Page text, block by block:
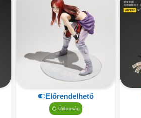
Előrendelhető
Újdonság